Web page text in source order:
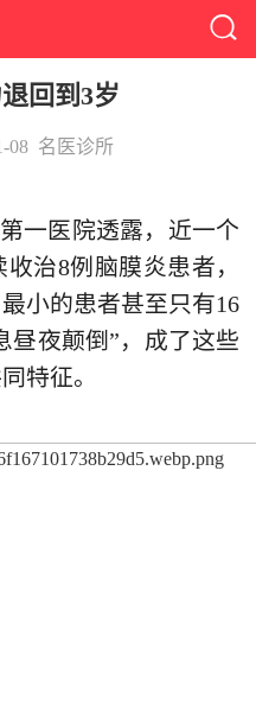
回到3岁
08 名医诊所
一医院透露，近一个
治8例脑膜炎患者，
小的患者甚至只有16
昼夜颠倒”，成了这些
特征。